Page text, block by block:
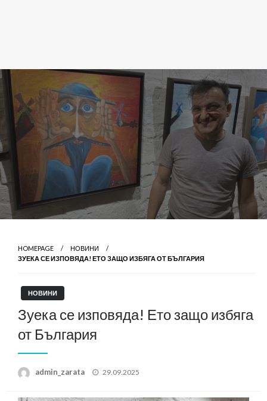
HOMEPAGE
НОВИНИ
ЗУЕКА СЕ ИЗПОВЯДА! ЕТО ЗАЩО ИЗБЯГА ОТ БЪЛГАРИЯ
НОВИНИ
Зуека се изповяда! Ето защо избяга
от България
admin_zarata
Posted
29.09.2025